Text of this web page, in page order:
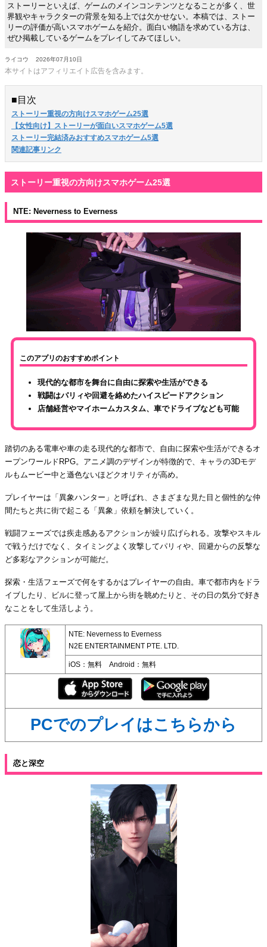
ストーリーといえば、ゲームのメインコンテンツとなることが多く、世
界観やキャラクターの背景を知る上では欠かせない。本稿では、ストー
リーの評価が高いスマホゲームを紹介。面白い物語を求めている方は、
ぜひ掲載しているゲームをプレイしてみてほしい。
ライコウ 2026年07月10日
本サイトはアフィリエイト広告を含みます。
■目次
ストーリー重視の方向けスマホゲーム25選
【女性向け】ストーリーが面白いスマホゲーム5選
ストーリー完結済みおすすめスマホゲーム5選
関連記事リンク
ストーリー重視の方向けスマホゲーム25選
NTE: Neverness to Everness
このアプリのおすすめポイント
現代的な都市を舞台に自由に探索や生活ができる
戦闘はパリィや回避を絡めたハイスピードアクション
店舗経営やマイホームカスタム、車でドライブなども可能
踏切のある電車や車の走る現代的な都市で、自由に探索や生活ができるオ
ープンワールドRPG。アニメ調のデザインが特徴的で、キャラの3Dモデ
ルもムービー中と遜色ないほどクオリティが高め。
プレイヤーは「異象ハンター」と呼ばれ、さまざまな見た目と個性的な仲
間たちと共に街で起こる「異象」依頼を解決していく。
戦闘フェーズでは疾走感あるアクションが繰り広げられる。攻撃やスキル
で戦うだけでなく、タイミングよく攻撃してパリィや、回避からの反撃な
ど多彩なアクションが可能だ。
探索・生活フェーズで何をするかはプレイヤーの自由。車で都市内をドラ
イブしたり、ビルに登って屋上から街を眺めたりと、その日の気分で好き
なことをして生活しよう。
NTE: Neverness to Everness
N2E ENTERTAINMENT PTE. LTD.
iOS：無料 Android：無料
PCでのプレイはこちらから
恋と深空